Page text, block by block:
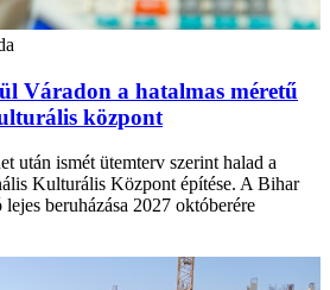
Váradon a hatalmas méretű
központ
után ismét ütemterv szerint halad a
Kulturális Központ építése. A Bihar
beruházása 2027 októberére